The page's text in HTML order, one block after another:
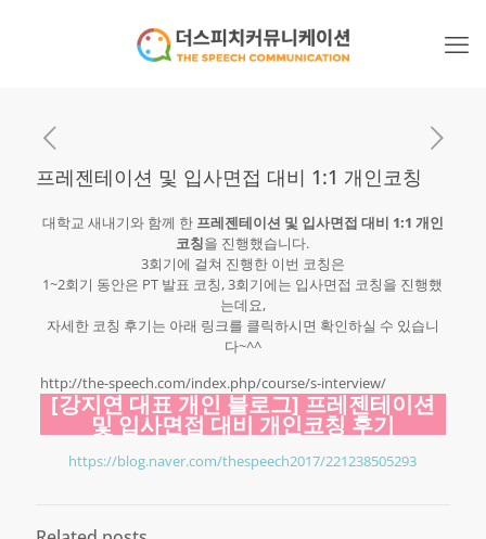
프레젠테이션 및 입사면접 대비 1:1 개인코칭
대학교 새내기와 함께 한 프레젠테이션 및 입사면접 대비 1:1 개인
코칭을 진행했습니다.
3회기에 걸쳐 진행한 이번 코칭은
1~2회기 동안은 PT 발표 코칭, 3회기에는 입사면접 코칭을 진행했
는데요,
자세한 코칭 후기는 아래 링크를 클릭하시면 확인하실 수 있습니
다~^^
http://the-speech.com/index.php/course/s-interview/
[강지연 대표 개인 블로그] 프레젠테이션
및 입사면접 대비 개인코칭 후기
https://blog.naver.com/thespeech2017/221238505293